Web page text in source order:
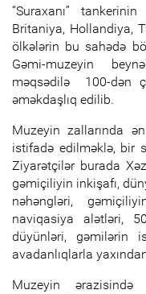
“Suraxanı”
Britaniya, Hollandiya,
ölkələrin bu sahədə
Gəmi-muzeyin
məqsədilə 100-dən
əməkdaşlıq edilib.
Muzeyin zallarında
istifadə edilməklə, bir
Ziyarətçilər burada
gəmiçiliyin inkişafı,
nəhəngləri,
naviqasiya alətləri,
düyünləri, gəmilərin
avadanlıqlarla
Muzeyin